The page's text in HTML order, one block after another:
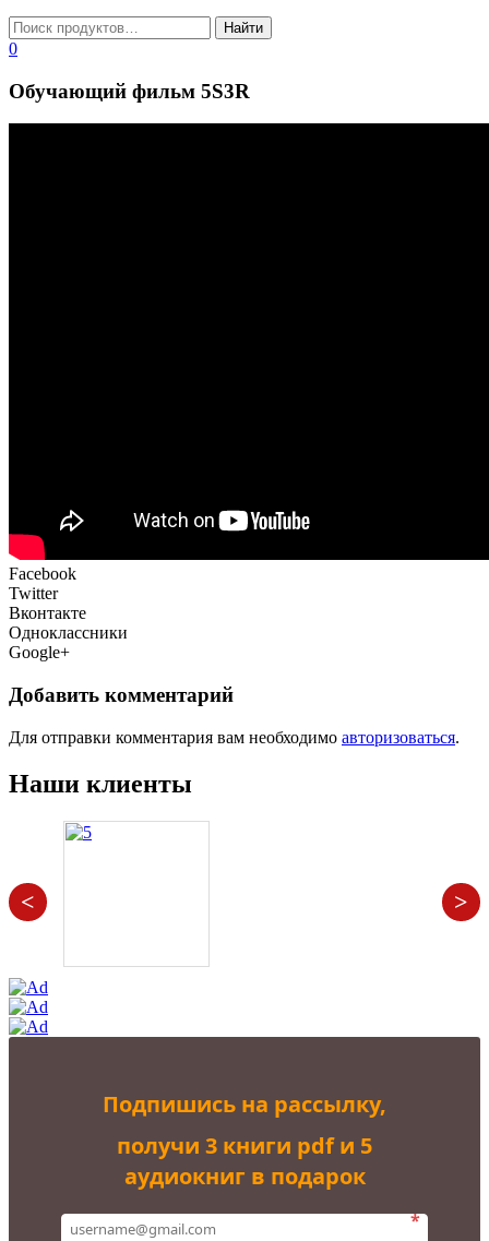
0
Обучающий фильм 5S3R
Facebook
Twitter
Вконтакте
Одноклассники
Google+
Добавить комментарий
Для отправки комментария вам необходимо авторизоваться.
Наши клиенты
< >
Подпишись на рассылку,
получи 3 книги pdf и 5
аудиокниг в подарок
*